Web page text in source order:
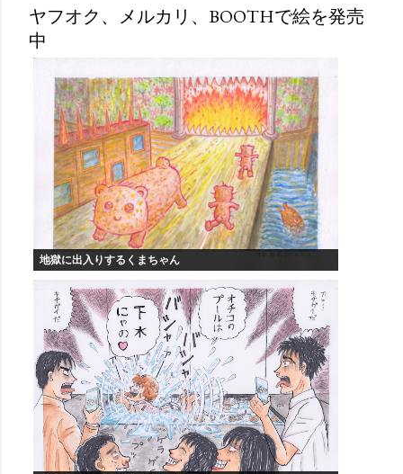
ヤフオク、メルカリ、BOOTHで絵を発売
中
地獄に出入りするくまちゃん